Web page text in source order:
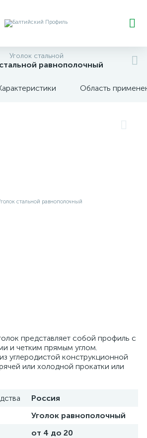
Уголок стальной
равнополочный
Область
представляет собой профиль с
и четким прямым углом.
углеродистой конструкционной
или холодной прокатки или
Россия
Уголок равнополочный
от 4 до 20